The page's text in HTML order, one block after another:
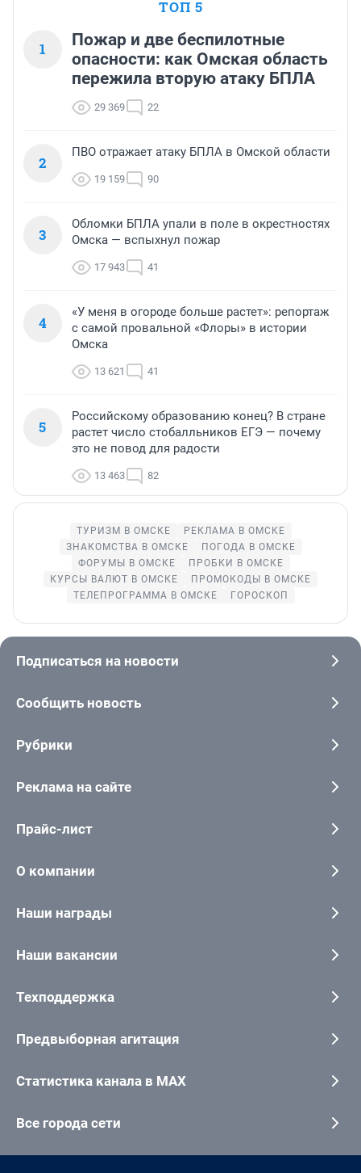
ТОП 5
1
Пожар и две беспилотные
опасности: как Омская область
пережила вторую атаку БПЛА
29 369 22
2
ПВО отражает атаку БПЛА в Омской области
19 159 90
3
Обломки БПЛА упали в поле в окрестностях
Омска — вспыхнул пожар
17 943 41
4
«У меня в огороде больше растет»: репортаж
с самой провальной «Флоры» в истории
Омска
13 621 41
5
Российскому образованию конец? В стране
растет число стобалльников ЕГЭ — почему
это не повод для радости
13 463 82
ТУРИЗМ В ОМСКЕ
РЕКЛАМА В ОМСКЕ
ЗНАКОМСТВА В ОМСКЕ
ПОГОДА В ОМСКЕ
ФОРУМЫ В ОМСКЕ
ПРОБКИ В ОМСКЕ
КУРСЫ ВАЛЮТ В ОМСКЕ
ПРОМОКОДЫ В ОМСКЕ
ТЕЛЕПРОГРАММА В ОМСКЕ
ГОРОСКОП
Подписаться на новости
Сообщить новость
Рубрики
Реклама на сайте
Прайс-лист
О компании
Наши награды
Наши вакансии
Техподдержка
Предвыборная агитация
Статистика канала в MAX
Все города сети